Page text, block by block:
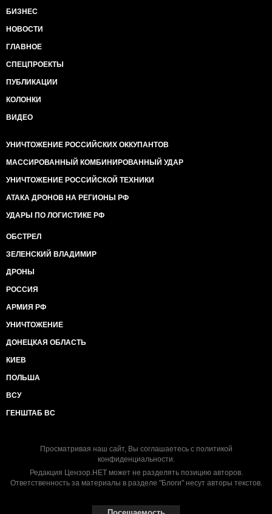
БИЗНЕС
НОВОСТИ
ГЛАВНОЕ
СПЕЦПРОЕКТЫ
ПУБЛИКАЦИИ
КОЛОНКИ
ВИДЕО
УНИЧТОЖЕНИЕ РОССИЙСКИХ ОККУПАНТОВ
МАССИРОВАННЫЙ КОМБИНИРОВАННЫЙ УДАР
УНИЧТОЖЕНИЕ РОССИЙСКОЙ ТЕХНИКИ
АТАКА ДРОНОВ НА РЕГИОНЫ РФ
УДАРЫ ПО ЛОГИСТИКЕ РФ
ОБСТРЕЛ
ЗЕЛЕНСКИЙ ВЛАДИМИР
ДРОНЫ
РОССИЯ
АРМИЯ РФ
УНИЧТОЖЕНИЕ
ДОНЕЦКАЯ ОБЛАСТЬ
КИЕВ
ПОЛЬША
ВСУ
ГЕНШТАБ ВС
Просматривая наш сайт, Вы соглашаетесь с политикой
конфиденциальности.
Редакция Цензор.НЕТ может не разделять позицию авторов.
Ответственность за материалы в разделе "Блоги" несут авторы текстов.